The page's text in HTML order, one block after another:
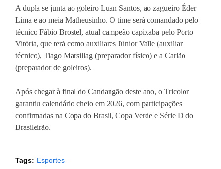
A dupla se junta ao goleiro Luan Santos, ao zagueiro Éder
Lima e ao meia Matheusinho. O time será comandado pelo
técnico Fábio Brostel, atual campeão capixaba pelo Porto
Vitória, que terá como auxiliares Júnior Valle (auxiliar
técnico), Tiago Marsillag (preparador físico) e a Carlão
(preparador de goleiros).
Após chegar à final do Candangão deste ano, o Tricolor
garantiu calendário cheio em 2026, com participações
confirmadas na Copa do Brasil, Copa Verde e Série D do
Brasileirão.
Tags: Esportes